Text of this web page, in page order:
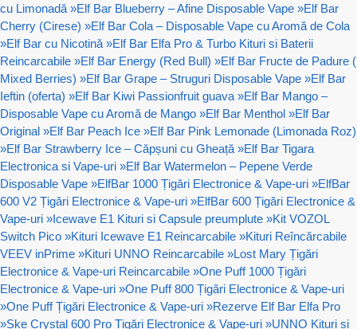
cu Limonadă »Elf Bar Blueberry – Afine Disposable Vape »Elf Bar
Cherry (Cirese) »Elf Bar Cola – Disposable Vape cu Aromă de Cola
»Elf Bar cu Nicotină »Elf Bar Elfa Pro & Turbo Kituri si Baterii
Reincarcabile »Elf Bar Energy (Red Bull) »Elf Bar Fructe de Padure (
Mixed Berries) »Elf Bar Grape – Struguri Disposable Vape »Elf Bar
Ieftin (oferta) »Elf Bar Kiwi Passionfruit guava »Elf Bar Mango –
Disposable Vape cu Aromă de Mango »Elf Bar Menthol »Elf Bar
Original »Elf Bar Peach Ice »Elf Bar Pink Lemonade (Limonada Roz)
»Elf Bar Strawberry Ice – Căpșuni cu Gheață »Elf Bar Tigara
Electronica si Vape-uri »Elf Bar Watermelon – Pepene Verde
Disposable Vape »ElfBar 1000 Țigări Electronice & Vape-uri »ElfBar
600 V2 Țigări Electronice & Vape-uri »ElfBar 600 Țigări Electronice &
Vape-uri »Icewave E1 Kituri si Capsule preumplute »Kit VOZOL
Switch Pico »Kituri Icewave E1 Reincarcabile »Kituri Reîncărcabile
VEEV inPrime »Kituri UNNO Reincarcabile »Lost Mary Țigări
Electronice & Vape-uri Reincarcabile »One Puff 1000 Țigări
Electronice & Vape-uri »One Puff 800 Țigări Electronice & Vape-uri
»One Puff Țigări Electronice & Vape-uri »Rezerve Elf Bar Elfa Pro
»Ske Crystal 600 Pro Țigări Electronice & Vape-uri »UNNO Kituri si